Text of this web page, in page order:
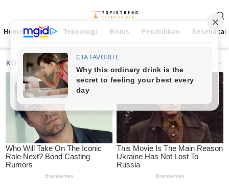
contentMenu
Home Viral Teknologi Bisnis Pendidikan Kesehatan